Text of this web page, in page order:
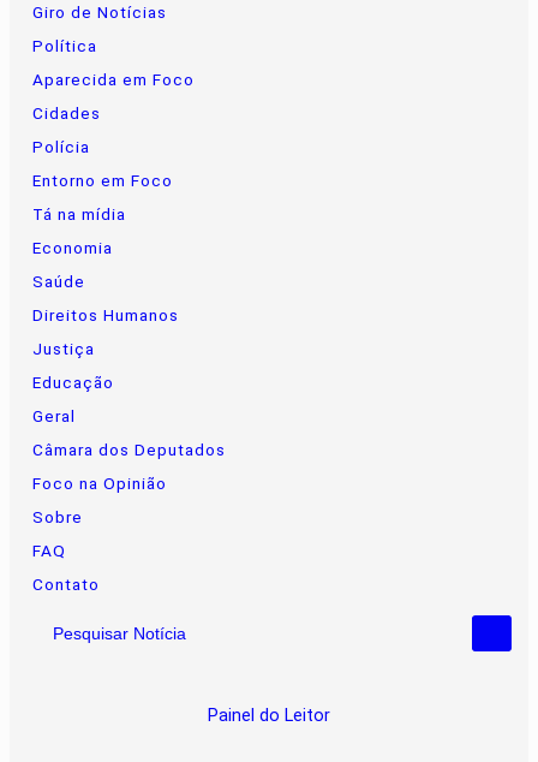
Giro de Notícias
Política
Aparecida em Foco
Cidades
Polícia
Entorno em Foco
Tá na mídia
Economia
Saúde
Direitos Humanos
Justiça
Educação
Geral
Câmara dos Deputados
Foco na Opinião
Sobre
FAQ
Contato
Pesquisar Notícia
Painel do Leitor